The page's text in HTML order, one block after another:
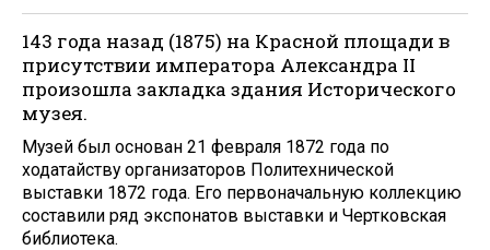
143 года назад (1875) на Красной площади в
присутствии императора Александра II
произошла закладка здания Исторического
музея.
Музей был основан 21 февраля 1872 года по
ходатайству организаторов Политехнической
выставки 1872 года. Его первоначальную коллекцию
составили ряд экспонатов выставки и Чертковская
библиотека.